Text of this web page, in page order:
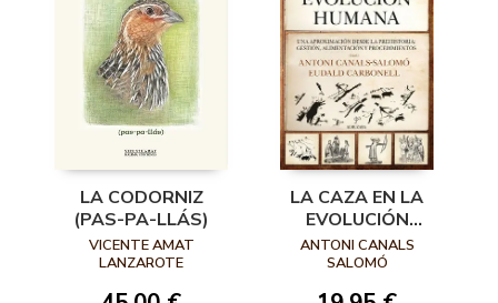
LA CODORNIZ
(PAS-PA-LLÁS)
VICENTE AMAT
LANZAROTE
LA CAZA EN LA
EVOLUCIÓN
HUMANA
ANTONI CANALS
SALOMÓ